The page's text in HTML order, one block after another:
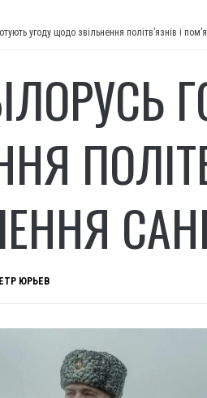
угоду щодо звільнення політв’язнів і
ЮРЬЕВ